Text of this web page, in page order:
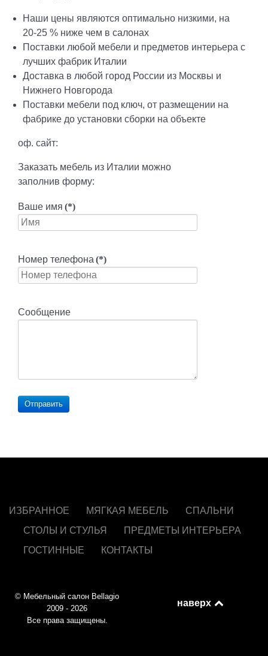
Наши цены являются оптимально низкими, на
20-25 % ниже чем в салонах
Поставки любой мебели и предметов интерьера с
лучших фабрик Италии
Доставка в любой город России из Москвы и
Нижнего Новгорода
Поставки мебели под ключ, от размещении на
фабрике до установки сборки на объекте
оф. сайт:
Заказать мебель из Италии можно
заполнив форму:
Ваше имя (*)
Номер телефона (*)
Сообщение
Отправить
ИЗБРАННОЕ МЯГКАЯ МЕБЕЛЬ
СПАЛЬНИ
СТОЛЫ И СТУЛЬЯ
ПРЕДМЕТЫ ИНТЕРЬЕРА
ГОСТИННЫЕ
КОНТАКТЫ
© Мебельный салон Bellagio
2009 - 2026
Все права защищены.
наверх